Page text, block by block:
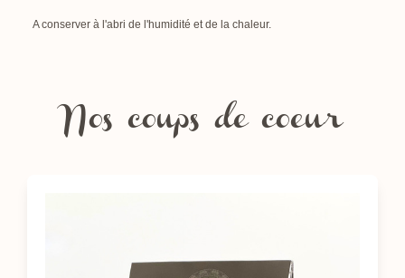
A conserver à l'abri de l'humidité et de la chaleur.
Nos coups de coeur